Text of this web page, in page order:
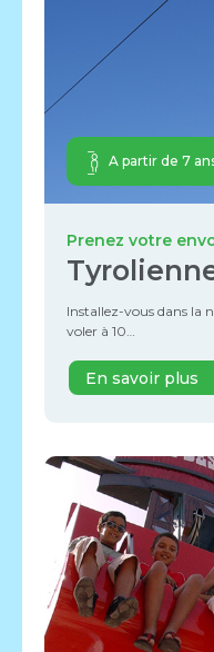
A partir de 7
Prenez votre
Installez-vous dans la
voler à 10…
En savoir plus